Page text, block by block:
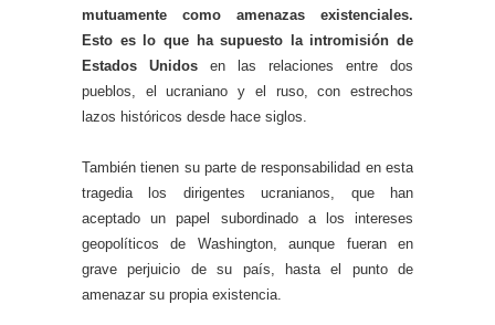
mutuamente como amenazas existenciales.
Esto es lo que ha supuesto la intromisión de
Estados Unidos en las relaciones entre dos
pueblos, el ucraniano y el ruso, con estrechos
lazos históricos desde hace siglos.
También tienen su parte de responsabilidad en esta
tragedia los dirigentes ucranianos, que han
aceptado un papel subordinado a los intereses
geopolíticos de Washington, aunque fueran en
grave perjuicio de su país, hasta el punto de
amenazar su propia existencia.